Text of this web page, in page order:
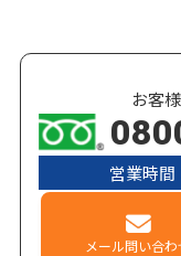
お客
営業時
メール問い合わ